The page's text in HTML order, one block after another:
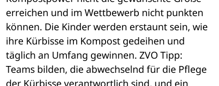
erreichen und im Wettbewerb nicht punkten
können. Die Kinder werden erstaunt sein, wie
ihre Kürbisse im Kompost gedeihen und
täglich an Umfang gewinnen. ZVO Tipp:
Teams bilden, die abwechselnd für die Pflege
der Kürbisse verantwortlich sind, und ein